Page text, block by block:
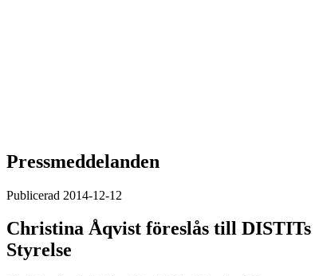
Pressmeddelanden
Publicerad 2014-12-12
Christina Åqvist föreslås till DISTITs
Styrelse